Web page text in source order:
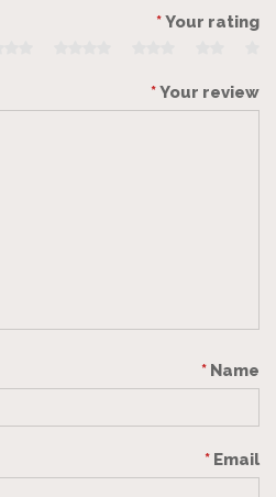
Your rating
*
Your review
*
Name
*
Email
*